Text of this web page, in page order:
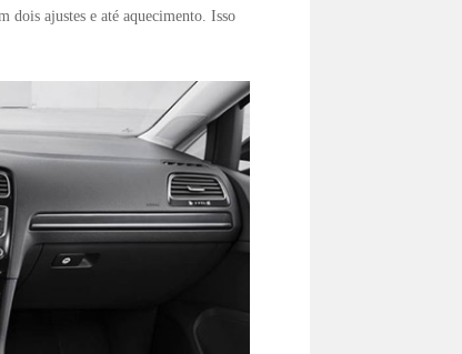
dois ajustes e até aquecimento. Isso